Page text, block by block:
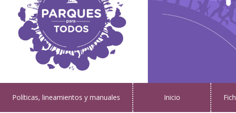
Políticas, lineamientos y manuales Inicio